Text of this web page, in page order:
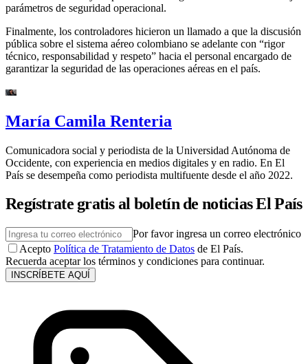
parámetros de seguridad operacional.
Finalmente, los controladores hicieron un llamado a que la discusión
pública sobre el sistema aéreo colombiano se adelante con “rigor
técnico, responsabilidad y respeto” hacia el personal encargado de
garantizar la seguridad de las operaciones aéreas en el país.
María Camila Renteria
Comunicadora social y periodista de la Universidad Autónoma de
Occidente, con experiencia en medios digitales y en radio. En El
País se desempeña como periodista multifuente desde el año 2022.
Regístrate gratis al boletín de noticias El País
Por favor ingresa un correo electrónico
Acepto Política de Tratamiento de Datos de El País.
Recuerda aceptar los términos y condiciones para continuar.
INSCRÍBETE AQUÍ